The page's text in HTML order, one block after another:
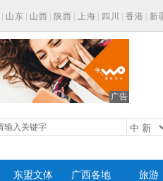
山东 山西 陕西 上海 四川 香港 新
广告
东盟文体 广西各地 旅游